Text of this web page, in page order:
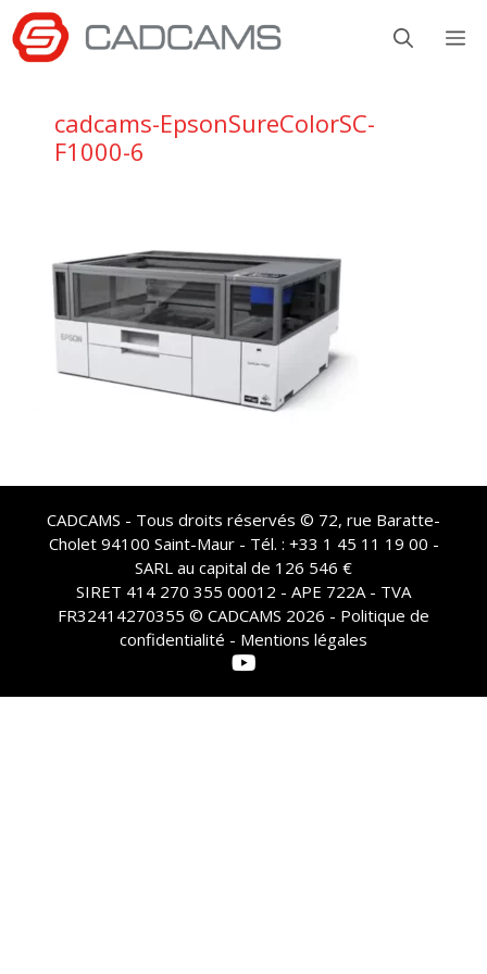
Aller
au
contenu
cadcams-EpsonSureColorSC-
F1000-6
CADCAMS - Tous droits réservés © 72, rue Baratte-
Cholet 94100 Saint-Maur - Tél. : +33 1 45 11 19 00 -
SARL au capital de 126 546 €
SIRET 414 270 355 00012 - APE 722A - TVA
FR32414270355 © CADCAMS 2026 - Politique de
confidentialité - Mentions légales